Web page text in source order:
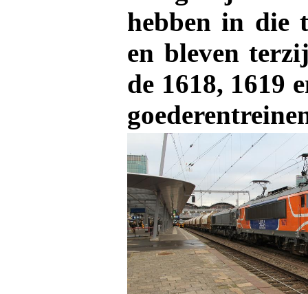
hebben in die
en bleven
de 1618, 1619